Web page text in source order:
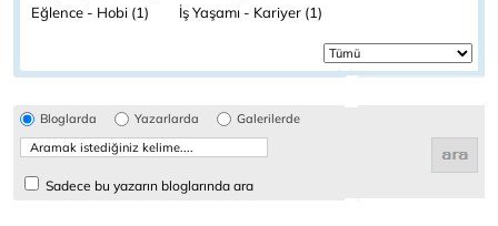
Eğlence - Hobi (1)
İş Yaşamı - Kariyer (1)
Bloglarda Yazarlarda Galerilerde
Sadece bu yazarın bloglarında ara